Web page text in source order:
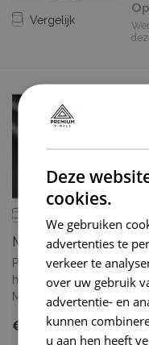
Vergelijk
Mat zwart vet vrij
Product code: KH9028
https://
Meerd...
€10,98
Deze
cookies.
We gebruiken
advertenties te
verkeer te
over uw gebruik
advertentie- en
kunnen
u aan hen heeft